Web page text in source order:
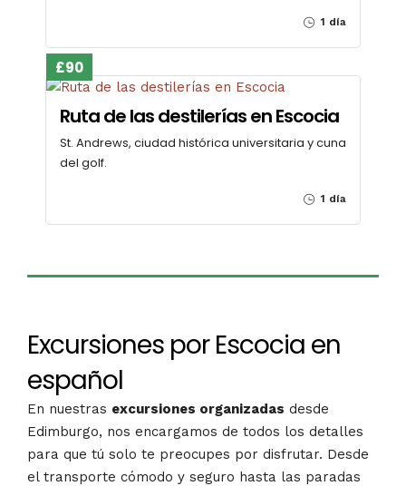
1 día
£90
Ruta de las destilerías en Escocia
St. Andrews, ciudad histórica universitaria y cuna
del golf.
1 día
Excursiones por Escocia en
español
En nuestras excursiones organizadas desde
Edimburgo, nos encargamos de todos los detalles
para que tú solo te preocupes por disfrutar. Desde
el transporte cómodo y seguro hasta las paradas